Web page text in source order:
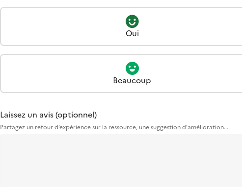
Oui
Beaucoup
Laissez un avis (optionnel)
Partagez un retour d’expérience sur la ressource, une suggestion d’amélioration....